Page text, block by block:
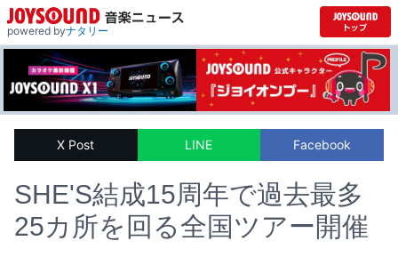
powered byナタリー
X Post LINE Facebook
SHE'S結成15周年で過去最多
25カ所を回る全国ツアー開催